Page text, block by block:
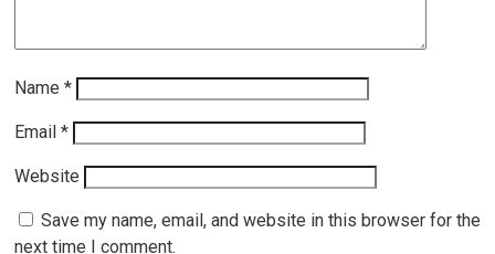
Name *
Email *
Website
Save my name, email, and website in this browser for the
next time I comment.